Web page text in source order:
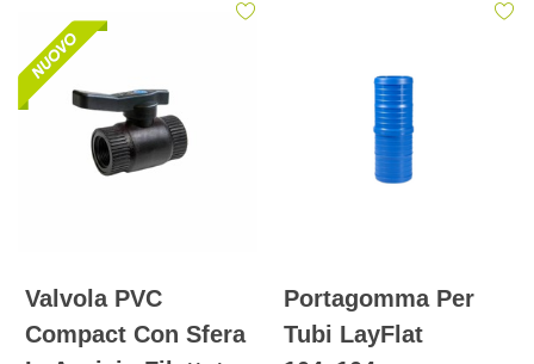
Valvola PVC
Compact Con Sfera
Portagomma Per
Tubi LayFlat